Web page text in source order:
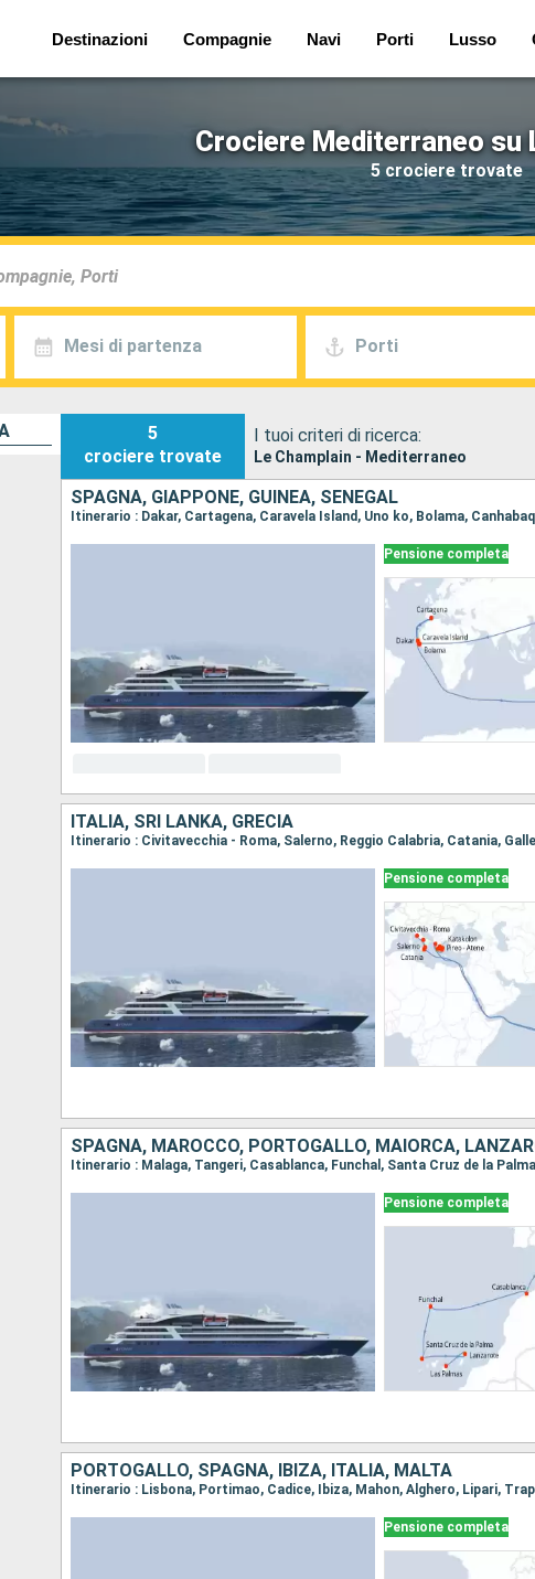
Destinazioni Compagnie Navi Porti Lusso
Crociere Mediterraneo su
5 crociere trovate
Mesi di partenza Porti
5
crociere trovate
I tuoi criteri di ricerca:
Le Champlain - Mediterraneo
SPAGNA, GIAPPONE, GUINEA, SENEGAL
Pensione completa
ITALIA, SRI LANKA, GRECIA
Pensione completa
SPAGNA, MAROCCO, PORTOGALLO, MAIORCA,
Itinerario : Malaga, Tangeri, Casablanca, Funchal, Santa Cruz de la
Pensione completa
PORTOGALLO, SPAGNA, IBIZA, ITALIA, MALTA
Itinerario : Lisbona, Portimao, Cadice, Ibiza, Mahon, Alghero, Lipari,
Pensione completa